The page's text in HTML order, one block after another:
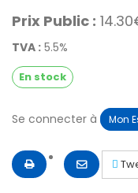
Prix Public :
TVA : 5.5%
En stock
Se connecter à Mon